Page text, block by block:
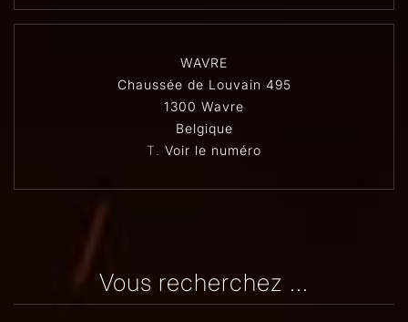
WAVRE
Chaussée de Louvain 495
1300 Wavre
Belgique
T. Voir le numéro
Vous recherchez ...